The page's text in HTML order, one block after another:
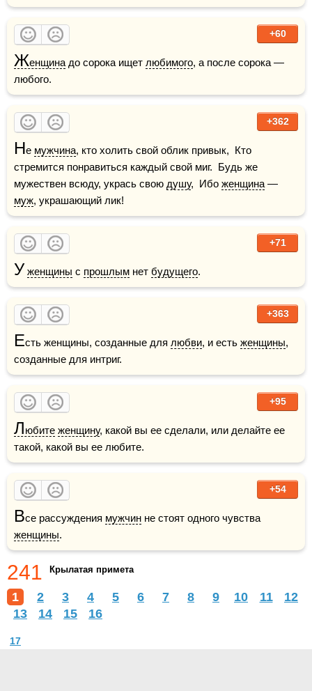
+60
Женщина до сорока ищет любимого, а после сорока —
любого.
+362
Не мужчина, кто холить свой облик привык,  Кто
стремится понравиться каждый свой миг.  Будь же
мужествен всюду, укрась свою душу,  Ибо женщина
муж, украшающий лик!
+71
У женщины с прошлым нет будущего.
+363
Есть женщины, созданные для любви, и есть женщины,
созданные для интриг.
+95
Любите женщину, какой вы ее сделали, или делайте ее
такой, какой вы ее любите.
+54
Все рассуждения мужчин
женщины.
241 Крылатая примета
1 2 3 4 5 6 7 8 9 10 11
12
13
14 15 16
17